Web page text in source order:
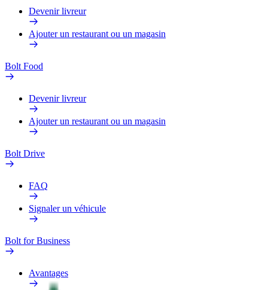
Devenir livreur
Ajouter un restaurant ou un magasin
Bolt Food
Devenir livreur
Ajouter un restaurant ou un magasin
Bolt Drive
FAQ
Signaler un véhicule
Bolt for Business
Avantages